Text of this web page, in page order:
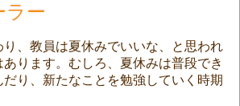
ラー
、教員は夏休みでいいな、と思われ
ります。むしろ、夏休みは普段でき
り、新たなことを勉強していく時期